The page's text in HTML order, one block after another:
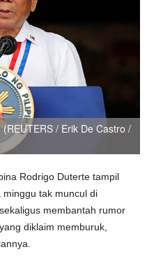
/ Erik De Castro /
Rodrigo Duterte tampil
tak muncul di
membantah rumor
diklaim memburuk,